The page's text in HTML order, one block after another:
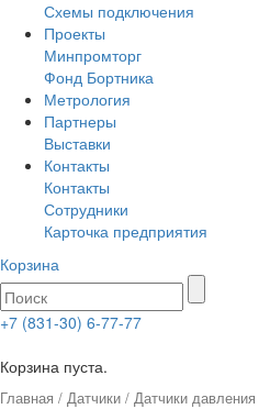
Схемы подключения
Проекты
Минпромторг
Фонд Бортника
Метрология
Партнеры
Выставки
Контакты
Контакты
Сотрудники
Карточка предприятия
Корзина
+7 (831-30) 6-77-77
Корзина пуста.
Главная / Датчики / Датчики давления